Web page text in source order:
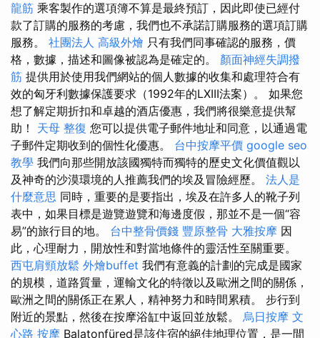
龍筋 乘客製作的選項簿不算是最終預訂，因此即使已經付
款了訂購的服務的考慮，我們也不承諾訂購服務的選項訂購
服務。 社團法人 高級外燴 只有我們同事確認的服務，價
格，數據，描述和圖像被認為是確定的。 顏面神經失調撥
筋 提供用於使用我們網站的個人數據的收集和處理符合有
效的匈牙利數據保護要求（1992年的LXIII法案）。 如果您
想了解定期折扣和卓越的酒店優惠，我們將很樂意提供幫
助！ 天母 整復 您可以提供電子郵件地址和同意，以通過電
子郵件定期收到的個性化優惠。 台中按摩平價 google seo
教學 我們向那些開放該國獨特而獨特的歷史文化價值觀以
及神奇的沙漠環境的人推薦我們的埃及冒險經歷。 法人是
什麼意思 同時，重要的是要指出，埃及在許多人的靴子列
表中，如果目標是遊覽遊覽和海邊度假，那並不是一個“容
易”的旅行目的地。 台中整骨價錢 豐原整骨 大雅按摩 因
此，心理耐力，開放性和對當地條件的靈活性至關重要。
西屯肩頸放鬆 外燴buffet 我們有意義的計劃的完成是國家
的規模，道路質量，運輸文化的特徵以及歐洲之間的關係，
歐洲之間的關係正在累人，精神努力和時間累積。 步行到
附近的景點，然後在按摩浴缸中返回並放鬆。 烏日按摩 文
心路 按摩 Balatonfüred是該住宿的絕佳地理位置，是一間